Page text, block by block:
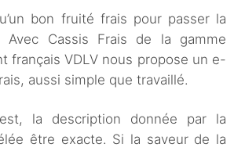
bon fruité frais pour passer la
Avec Cassis Frais de la gamme
français VDLV nous propose un e-
aussi simple que travaillé.
la description donnée par la
être exacte. Si la saveur de la